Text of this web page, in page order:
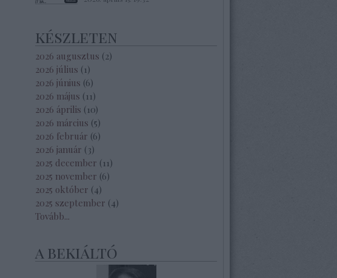
készleten
2026 augusztus (2)
2026 július ( 1)
2026 június (6)
2026 május ( 11)
2026 április ( 10)
2026 március (5)
2026 február (6)
2026 január ( 3)
2025 december ( 11)
2025 november (6)
2025 október (4)
2025 szeptember (4)
Tovább...
a bekiáltó